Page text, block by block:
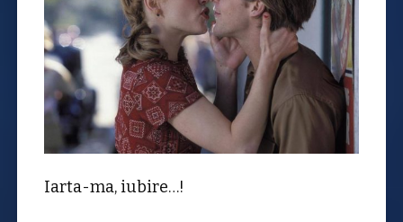
Iarta-ma, iubire…!